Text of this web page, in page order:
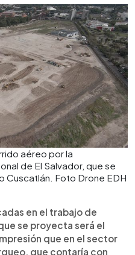
aéreo por la
de El Salvador, que se
Cuscatlán. Foto Drone EDH
en el trabajo de
se proyecta será el
que en el sector
que contaría con